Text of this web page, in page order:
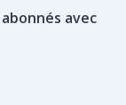
avec